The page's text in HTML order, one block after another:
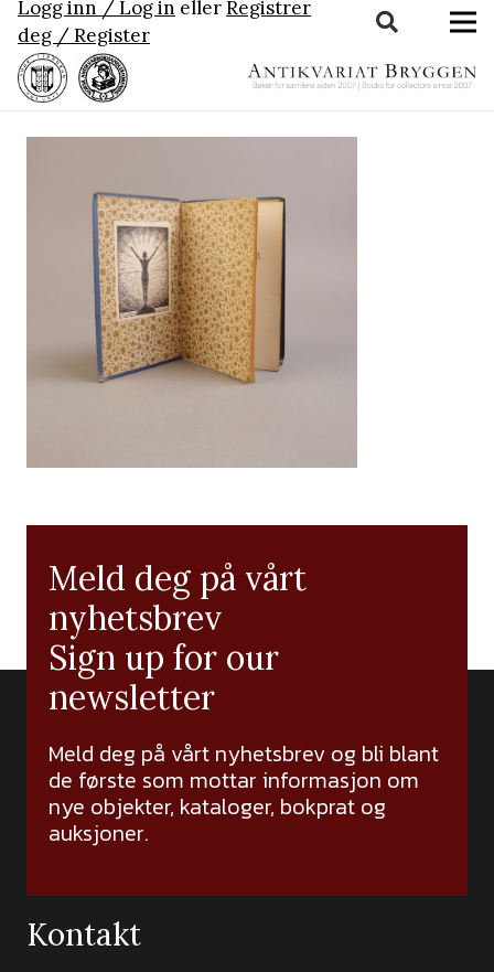
Logg inn / Log in ellerRegistrer
deg / Register
Meld deg på vårt
nyhetsbrev
Sign up for our
newsletter
Meld deg på vårt nyhetsbrev og bli blant
de første som mottar informasjon om
nye objekter, kataloger, bokprat og
auksjoner.
Kontakt